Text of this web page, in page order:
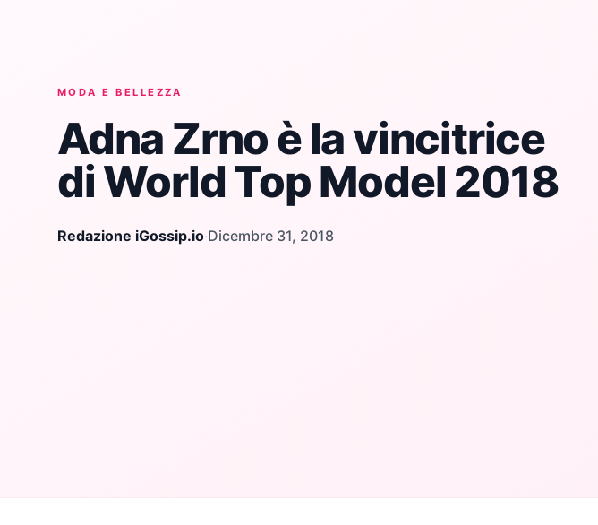
MODA E BELLEZZA
Adna Zrno è la vincitrice
di World Top Model 2018
Redazione iGossip.io·Dicembre 31, 2018